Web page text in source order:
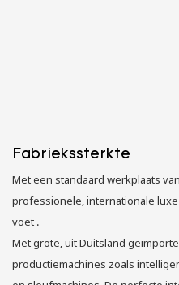
Fabriekssterkte
Met een standaard werkplaats
professionele, internationale
voet .
Met grote, uit Duitsland
productiemachines zoals